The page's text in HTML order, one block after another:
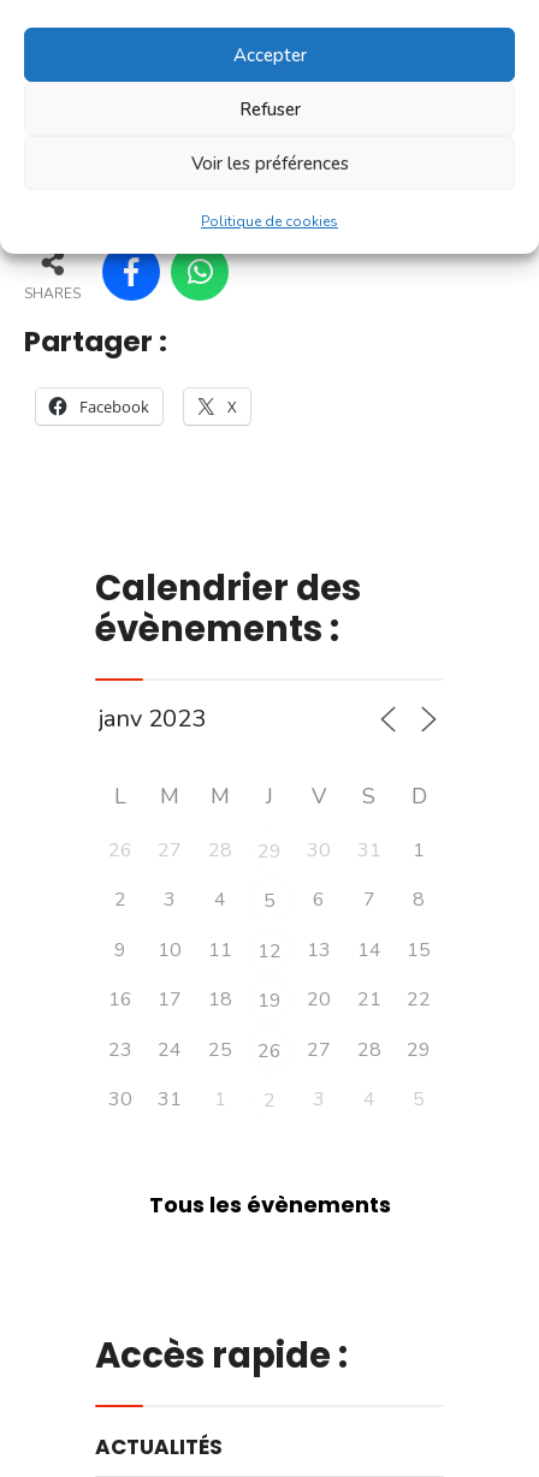
Accepter
Refuser
Voir les préférences
Politique de cookies
[...]
En savoir plus
167
SHARES
Partager :
Facebook X
Calendrier des
évènements :
L M M J V S D
26 27 28 29 30 31
1
2
3 4 5 6 7
8
9
10 11 12 13 14
15
16
17 18 19 20 21
22
23
24 25 26 27 28
29
30
31 1 2 3 4 5
Tous les évènements
Accès rapide :
ACTUALITÉS